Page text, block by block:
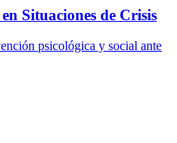
Situaciones de Crisis
psicológica y social ante